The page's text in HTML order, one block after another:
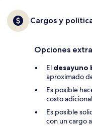
Cargos y
Opciones extra
El
aproximado
Es posible
costo
Es posible
con un cargo